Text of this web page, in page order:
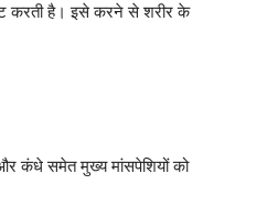
करती है। इसे करने से शरीर के
कंधे समेत मुख्य मांसपेशियों को